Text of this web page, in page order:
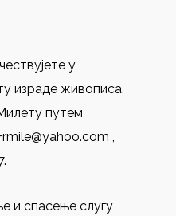
у
израде живописа,
путем
,
и спасење слугу